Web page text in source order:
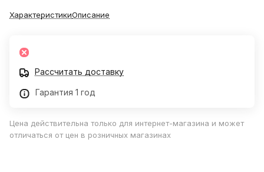
ХарактеристикиОписание
Рассчитать доставку
Гарантия 1 год
Цена действительна только для интернет-магазина и может
отличаться от цен в розничных магазинах